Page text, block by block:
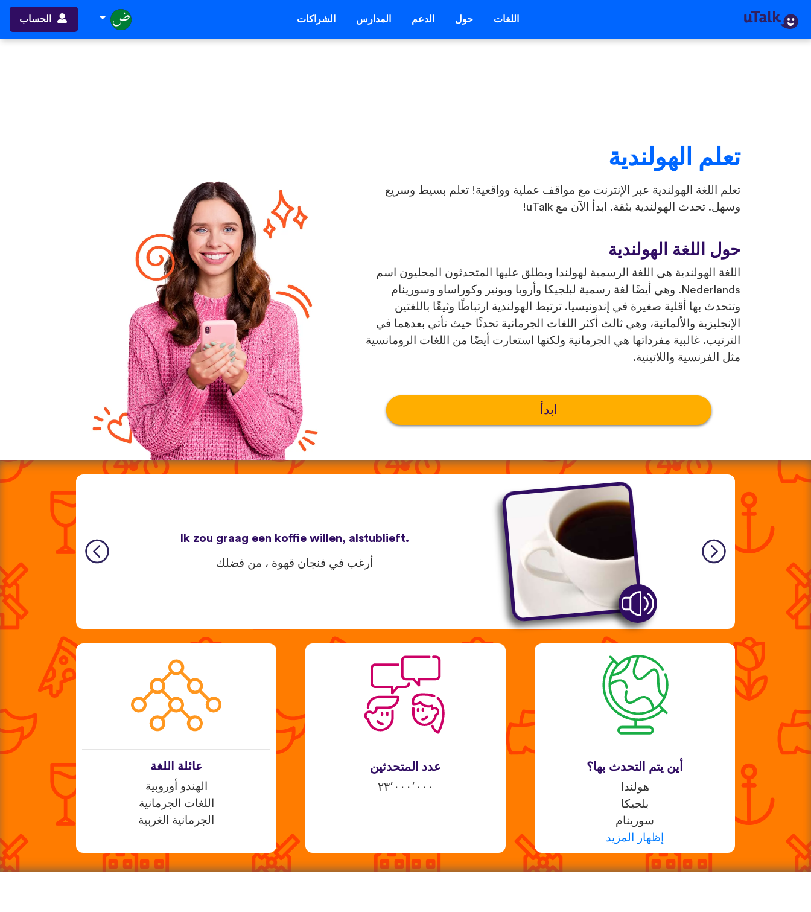
اللغات حول الدعم المدارس الشراكات الحساب
تعلم الهولندية
تعلم اللغة الهولندية عبر الإنترنت مع مواقف عملية وواقعية! تعلم بسيط وسريع
وسهل. تحدث الهولندية بثقة. ابدأ الآن مع uTalk!
حول اللغة الهولندية
اللغة الهولندية هي اللغة الرسمية لهولندا ويطلق عليها المتحدثون المحليون اسم
Nederlands. وهي أيضًا لغة رسمية لبلجيكا وأروبا وبونير وكوراساو وسورينام
وتتحدث بها أقلية صغيرة في إندونيسيا. ترتبط الهولندية ارتباطًا وثيقًا باللغتين
الإنجليزية والألمانية، وهي ثالث أكثر اللغات الجرمانية تحدثًا حيث تأتي بعدهما في
الترتيب. غالبية مفرداتها هي الجرمانية ولكنها استعارت أيضًا من اللغات الرومانسية
مثل الفرنسية واللاتينية.
ابدأ
Ik zou graag een koffie willen, alstublieft.
أرغب في فنجان قهوة ، من فضلك
أين يتم التحدث بها؟
هولندا
بلجيكا
سورينام
إظهار المزيد
عدد المتحدثين
٢٣٬٠٠٠٬٠٠٠
عائلة اللغة
الهندو أوروبية
اللغات الجرمانية
الجرمانية الغربية